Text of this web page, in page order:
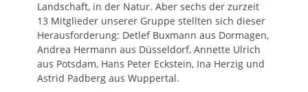
Landschaft, in der Natur. Aber sechs der zurzeit
13 Mitglieder unserer Gruppe stellten sich dieser
Herausforderung: Detlef Buxmann aus Dormagen,
Andrea Hermann aus Düsseldorf, Annette Ulrich
aus Potsdam, Hans Peter Eckstein, Ina Herzig und
Astrid Padberg aus Wuppertal.